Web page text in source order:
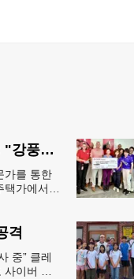
[비즈니스 포커스]강스 트리 서비스: "강풍에 부러질라"… 여름철 주택가 수목 관리 '비상'
가를 통한
택가에서
격
중” 클레
사이버 공